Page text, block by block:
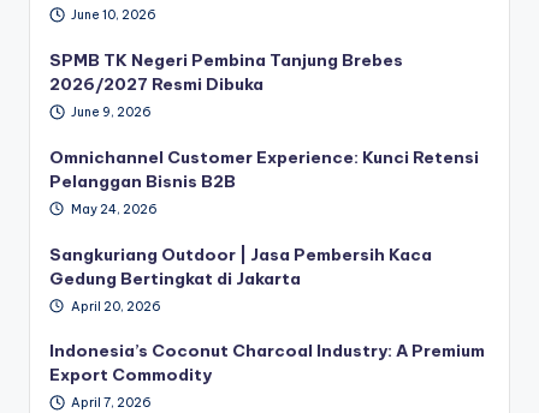
June 10, 2026
SPMB TK Negeri Pembina Tanjung Brebes
2026/2027 Resmi Dibuka
June 9, 2026
Omnichannel Customer Experience: Kunci Retensi
Pelanggan Bisnis B2B
May 24, 2026
Sangkuriang Outdoor | Jasa Pembersih Kaca
Gedung Bertingkat di Jakarta
April 20, 2026
Indonesia’s Coconut Charcoal Industry: A Premium
Export Commodity
April 7, 2026